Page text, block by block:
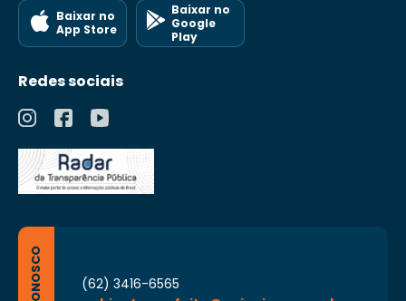
Baixar no
App Store
Baixar no
Google
Play
Redes sociais
(62) 3416-6565